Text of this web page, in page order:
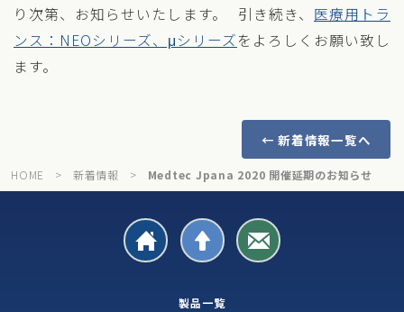
り次第、お知らせいたします。 引き続き、 医療用トラ
ンス：NEOシリーズ、μシリーズをよろしくお願い致し
ます。
← 新着情報一覧へ
HOME > 新着情報 > Medtec Jpana 2020 開催延期のお知らせ
製品一覧